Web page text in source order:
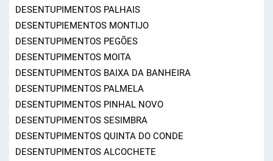
DESENTUPIMENTOS PALHAIS
DESENTUPIEMENTOS MONTIJO
DESENTUPIMENTOS PEGÕES
DESENTUPIMENTOS MOITA
DESENTUPIMENTOS BAIXA DA BANHEIRA
DESENTUPIMENTOS PALMELA
DESENTUPIMENTOS PINHAL NOVO
DESENTUPIMENTOS SESIMBRA
DESENTUPIMENTOS QUINTA DO CONDE
DESENTUPIMENTOS ALCOCHETE